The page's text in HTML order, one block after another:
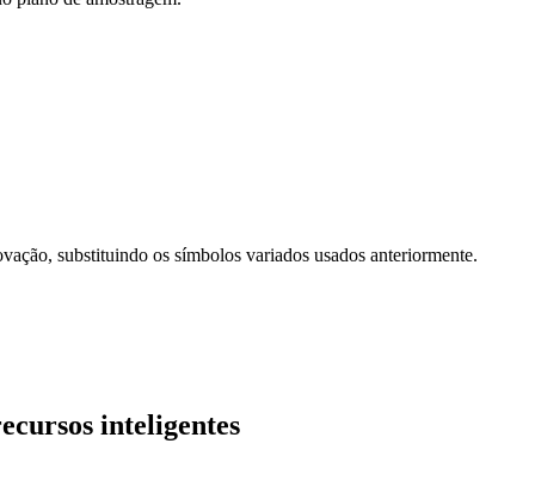
substituindo os símbolos variados usados anteriormente.
inteligentes